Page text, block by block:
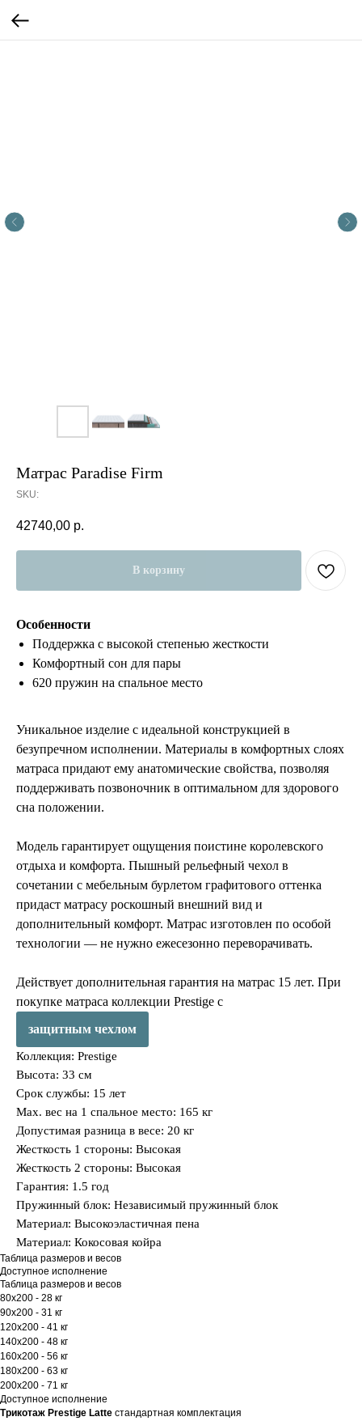
Матрас Paradise Firm
SKU:
42740,00 р.
В корзину
Особенности
Поддержка с высокой степенью жесткости
Комфортный сон для пары
620 пружин на спальное место
Уникальное изделие с идеальной конструкцией в
безупречном исполнении. Материалы в комфортных слоях
матраса придают ему анатомические свойства, позволяя
поддерживать позвоночник в оптимальном для здорового
сна положении.
Модель гарантирует ощущения поистине королевского
отдыха и комфорта. Пышный рельефный чехол в
сочетании с мебельным бурлетом графитового оттенка
придаст матрасу роскошный внешний вид и
дополнительный комфорт. Матрас изготовлен по особой
технологии — не нужно ежесезонно переворачивать.
Действует дополнительная гарантия на матрас 15 лет. При
покупке матраса коллекции Prestige с
защитным чехлом
Коллекция: Prestige
Высота: 33 см
Срок службы: 15 лет
Max. вес на 1 спальное место: 165 кг
Допустимая разница в весе: 20 кг
Жесткость 1 стороны: Высокая
Жесткость 2 стороны: Высокая
Гарантия: 1.5 год
Пружинный блок: Независимый пружинный блок
Материал: Высокоэластичная пена
Материал: Кокосовая койра
Таблица размеров и весов
Доступное исполнение
Таблица размеров и весов
80х200 - 28 кг
90х200 - 31 кг
120х200 - 41 кг
140х200 - 48 кг
160х200 - 56 кг
180х200 - 63 кг
200х200 - 71 кг
Доступное исполнение
Трикотаж Prestige Latte стандартная комплектация